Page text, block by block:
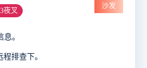
夜叉
沙发
。
排查下。